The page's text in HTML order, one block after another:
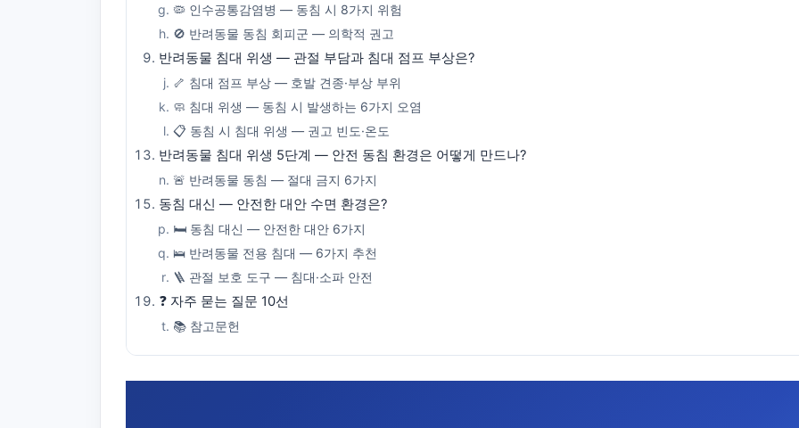
🦠 인수공통감염병 — 동침 시 8가지 위험
🚫 반려동물 동침 회피군 — 의학적 권고
반려동물 침대 위생 — 관절 부담과 침대 점프 부상은?
🦴 침대 점프 부상 — 호발 견종·부상 부위
🧼 침대 위생 — 동침 시 발생하는 6가지 오염
📋 동침 시 침대 위생 — 권고 빈도·온도
반려동물 침대 위생 5단계 — 안전 동침 환경은 어떻게 만드나?
🚨 반려동물 동침 — 절대 금지 6가지
동침 대신 — 안전한 대안 수면 환경은?
🛏️ 동침 대신 — 안전한 대안 6가지
🛌 반려동물 전용 침대 — 6가지 추천
🪜 관절 보호 도구 — 침대·소파 안전
❓ 자주 묻는 질문 10선
📚 참고문헌